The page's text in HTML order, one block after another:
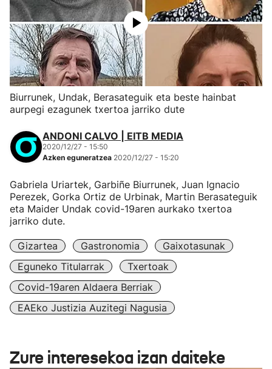
Biurrunek, Undak, Berasateguik eta beste hainbat
aurpegi ezagunek txertoa jarriko dute
ANDONI CALVO | EITB MEDIA
2020/12/27 - 15:50
Azken eguneratzea 2020/12/27 - 15:20
Gabriela Uriartek, Garbiñe Biurrunek, Juan Ignacio
Perezek, Gorka Ortiz de Urbinak, Martin Berasateguik
eta Maider Undak covid-19aren aurkako txertoa
jarriko dute.
Gizartea Gastronomia
Gaixotasunak
Eguneko Titularrak
Txertoak
Covid-19aren Aldaera Berriak
EAEko Justizia Auzitegi Nagusia
Zure interesekoa izan daiteke